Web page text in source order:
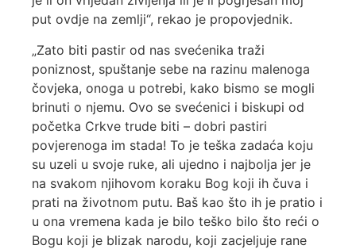
put ovdje na zemlji“, rekao je propovjednik.
„Zato biti pastir od nas svećenika traži
poniznost, spuštanje sebe na razinu malenoga
čovjeka, onoga u potrebi, kako bismo se mogli
brinuti o njemu. Ovo se svećenici i biskupi od
početka Crkve trude biti – dobri pastiri
povjerenoga im stada! To je teška zadaća koju
su uzeli u svoje ruke, ali ujedno i najbolja jer je
na svakom njihovom koraku Bog koji ih čuva i
prati na životnom putu. Baš kao što ih je pratio i
u ona vremena kada je bilo teško bilo što reći o
Bogu koji je blizak narodu, koji zacjeljuje rane